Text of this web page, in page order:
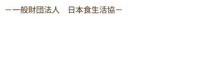
－一般財団法人 日本食生活協－